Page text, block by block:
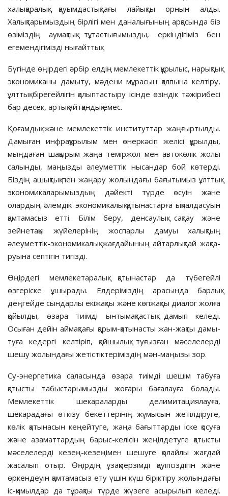
халықаралық қауымдастықтағы лайықты орнын алды.
Халықтарымыздың бірлігі мен даналығының арқасында біз
өзіміздің аумақтық тұтастығымызды, еркіндігіміз бен
егемендігімізді нығайттық.
Бүгінде өңірдегі әрбір елдің мемлекеттік құрылыс, нарықтық
экономиканы дамыту, мәдени мұрасын қалпына келтіру,
ұлттық бірегейлігін қалыптастыру ісінде өзіндік тәжірибесі
бар десек, артық айтқандық емес.
Қоғамдық және мемлекеттік инс­титуттар жаңғыртылды.
Дамыған инфра­құрылым мен өнеркәсіп желі­сі құрылды,
мыңдаған шақырым жаңа теміржол мен автокөлік жолы
салынды, маңызды әлеуметтік нысандар бой көтерді.
Біздің ашықтық пен жаңару жолындағы бағытымыз ұлттық
эко­но­микаларымыздың дәйек­ті түр­де өсуін және
олардың әлем­дік эко­но­ми­калық қатынастарға ықпал­да­суын
қамтамасыз етті. Білім беру, ден­­саулық сақтау және
зейнетақы жүйелерінің жоспарлы дамуы ха­лық­­тың
әлеуметтік-экономикалық жағ­дайының айтарлықтай жақса­
руына септігін тигізді.
Өңірдегі мемлекетаралық қаты­настар да түбегейлі
өзгеріске ұшыра­ды. Елдеріміздің арасында барлық
деңгейде сындарлы екіжақты және көпжақты диалог жолға
қойылды, өза­ра тиімді ынтымақтастық дамып келеді.
Осыған дейін аймақта­ғы қа­рым-қатынасты жан-жақты дамы­
туға кедергі келтіріп, қайшылық ту­ғызған мәселелерді
шешу жолындағы жетістіктеріміздің мән-маңызы зор.
Су-энергетика саласында өзара тиім­ді шешім табуға
қатысты табыс­тарымызды жоғары бағалауға болады.
Мемлекеттік шекараларды дели­митациялауға,
шекарадағы өткізу бекеттерінің жұмысын жетілдіруге,
көлік қатынасын кеңейтуге, жаңа бағыттарды іске қосуға
және азамат­тардың барыс-келісін жеңілдетуге қатысты
мәселелерді кезең-кезеңімен шешуге қолайлы жағдай
жасалып отыр. Өңірдің ұзақмерзімді қауіп­сіздігін және
өркендеуін қамтамасыз ету үшін күш біріктіру жолындағы
іс-қимылдар да тұрақты түрде жүзеге асырылып келеді.